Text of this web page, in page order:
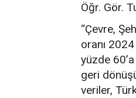
Öğr. Gör.
“Çevre,
oranı
yüzde
geri
veriler,